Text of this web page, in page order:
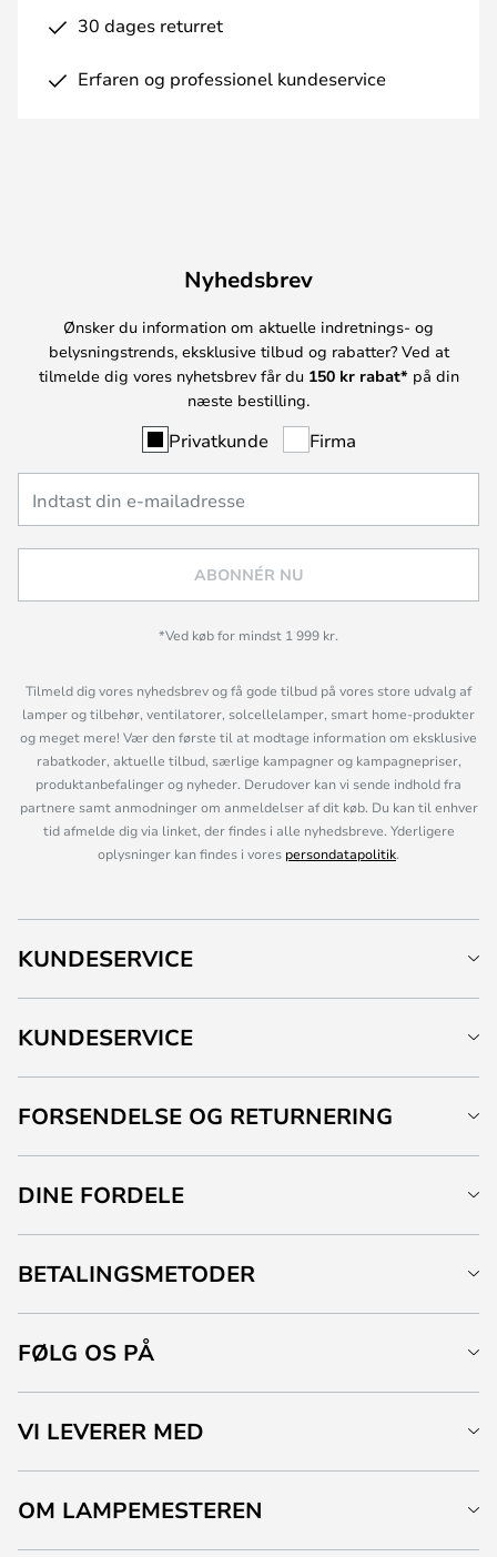
30 dages returret
Erfaren og professionel kundeservice
Nyhedsbrev
Ønsker du information om aktuelle indretnings- og
belysningstrends, eksklusive tilbud og rabatter? Ved at
tilmelde dig vores nyhetsbrev får du 150 kr rabat* på din
næste bestilling.
Privatkunde Firma
ABONNÉR NU
*Ved køb for mindst 1 999 kr.
Tilmeld dig vores nyhedsbrev og få gode tilbud på vores store udvalg af
lamper og tilbehør, ventilatorer, solcellelamper, smart home-produkter
og meget mere! Vær den første til at modtage information om eksklusive
rabatkoder, aktuelle tilbud, særlige kampagner og kampagnepriser,
produktanbefalinger og nyheder. Derudover kan vi sende indhold fra
partnere samt anmodninger om anmeldelser af dit køb. Du kan til enhver
tid afmelde dig via linket, der findes i alle nyhedsbreve. Yderligere
oplysninger kan findes i vores persondatapolitik.
KUNDESERVICE
KUNDESERVICE
FORSENDELSE OG RETURNERING
DINE FORDELE
BETALINGSMETODER
FØLG OS PÅ
VI LEVERER MED
OM LAMPEMESTEREN